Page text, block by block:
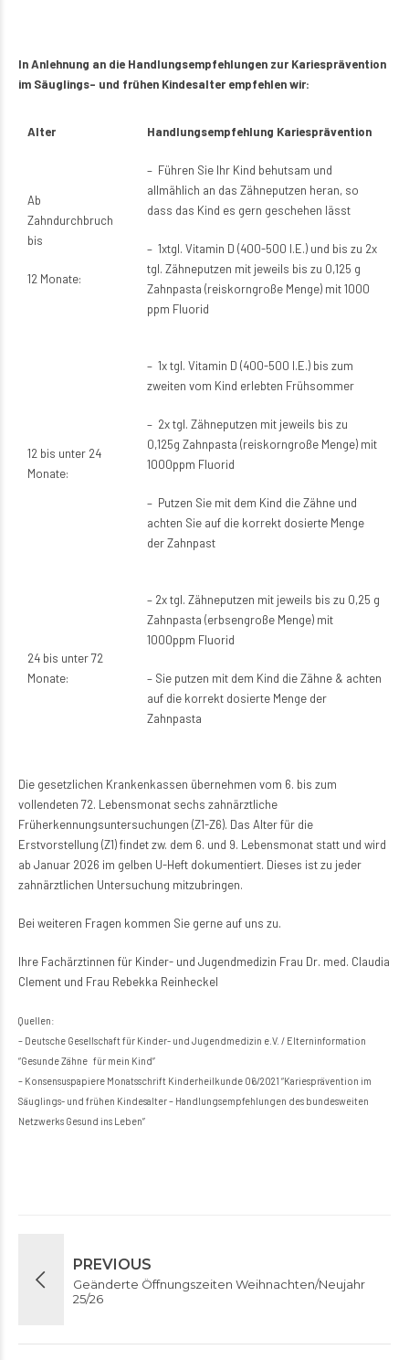
In Anlehnung an die Handlungsempfehlungen zur Kariesprävention
im Säuglings- und frühen Kindesalter empfehlen wir:
Alter Handlungsempfehlung Kariesprävention
Ab
Zahndurchbruch
bis
12 Monate:
– Führen Sie Ihr Kind behutsam und
allmählich an das Zähneputzen heran, so
dass das Kind es gern geschehen lässt
– 1xtgl. Vitamin D (400-500 I.E.) und bis zu 2x
tgl. Zähneputzen mit jeweils bis zu 0,125 g
Zahnpasta (reiskorngroße Menge) mit 1000
ppm Fluorid
12 bis unter 24
Monate:
– 1x tgl. Vitamin D (400-500 I.E.) bis zum
zweiten vom Kind erlebten Frühsommer
– 2x tgl. Zähneputzen mit jeweils bis zu
0,125g Zahnpasta (reiskorngroße Menge) mit
1000ppm Fluorid
– Putzen Sie mit dem Kind die Zähne und
achten Sie auf die korrekt dosierte Menge
der Zahnpast
24 bis unter 72
Monate:
– 2x tgl. Zähneputzen mit jeweils bis zu 0,25 g
Zahnpasta (erbsengroße Menge) mit
1000ppm Fluorid
– Sie putzen mit dem Kind die Zähne & achten
auf die korrekt dosierte Menge der
Zahnpasta
Die gesetzlichen Krankenkassen übernehmen vom 6. bis zum
vollendeten 72. Lebensmonat sechs zahnärztliche
Früherkennungsuntersuchungen (Z1-Z6). Das Alter für die
Erstvorstellung (Z1) findet zw. dem 6. und 9. Lebensmonat statt und wird
ab Januar 2026 im gelben U-Heft dokumentiert. Dieses ist zu jeder
zahnärztlichen Untersuchung mitzubringen.
Bei weiteren Fragen kommen Sie gerne auf uns zu.
Ihre Fachärztinnen für Kinder- und Jugendmedizin Frau Dr. med. Claudia
Clement und Frau Rebekka Reinheckel
Quellen:
– Deutsche Gesellschaft für Kinder- und Jugendmedizin e.V. / Elterninformation
“Gesunde Zähne für mein Kind”
– Konsensuspapiere Monatsschrift Kinderheilkunde 06/2021 “Kariesprävention im
Säuglings- und frühen Kindesalter – Handlungsempfehlungen des bundesweiten
Netzwerks Gesund ins Leben”
PREVIOUS
Geänderte Öffnungszeiten Weihnachten/Neujahr
25/26